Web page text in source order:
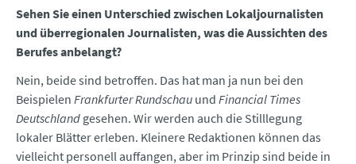
Sehen Sie einen Unterschied zwischen Lokaljournalisten
und überregionalen Journalisten, was die Aussichten des
Berufes anbelangt?
Nein, beide sind betroffen. Das hat man ja nun bei den
Beispielen Frankfurter Rundschau und Financial Times
Deutschland gesehen. Wir werden auch die Stilllegung
lokaler Blätter erleben. Kleinere Redaktionen können das
vielleicht personell auffangen, aber im Prinzip sind beide in